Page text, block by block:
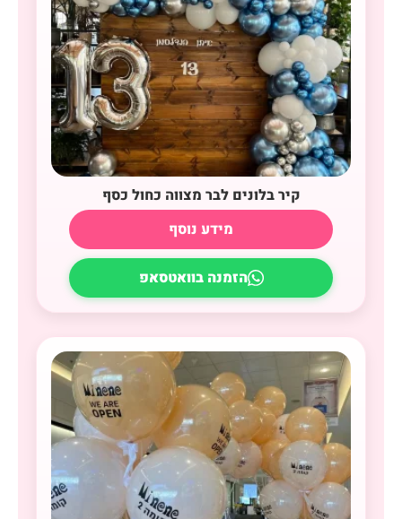
קיר בלונים לבר מצווה כחול כסף
מידע נוסף
הזמנה בוואטסאפ